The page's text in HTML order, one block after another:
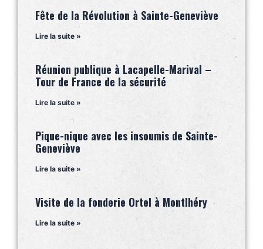
Fête de la Révolution à Sainte-Geneviève
Lire la suite »
Réunion publique à Lacapelle-Marival –
Tour de France de la sécurité
Lire la suite »
Pique-nique avec les insoumis de Sainte-
Geneviève
Lire la suite »
Visite de la fonderie Ortel à Montlhéry
Lire la suite »